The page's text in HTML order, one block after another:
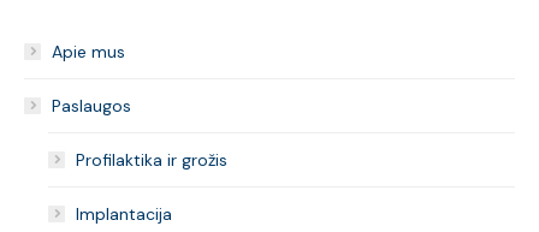
Apie mus
Paslaugos
Profilaktika ir grožis
Implantacija